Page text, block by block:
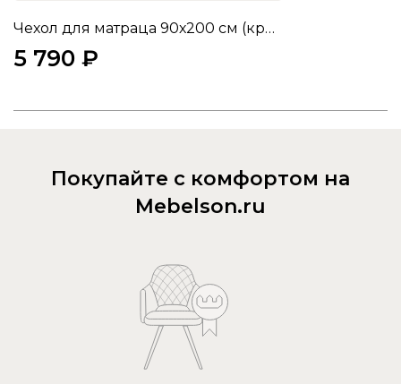
Чехол для матраца 90х200 см (крем (велюр))
5 790 ₽
Покупайте с комфортом на
Mebelson.ru